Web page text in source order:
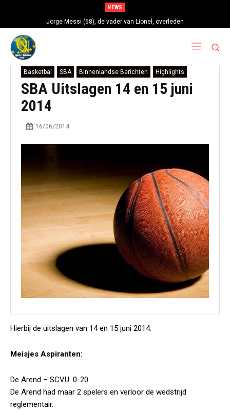
NEWS
Jorge Messi (68), de vader van Lionel, overleden
Basketbal SBA Binnenlandse Berichten Highlights
SBA Uitslagen 14 en 15 juni
2014
16/06/2014
Hierbij de uitslagen van 14 en 15 juni 2014:
Meisjes Aspiranten:
De Arend – SCVU: 0-20
De Arend had maar 2 spelers en verloor de wedstrijd
reglementair.